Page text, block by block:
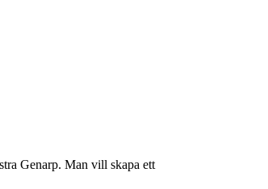
Genarp. Man vill skapa ett